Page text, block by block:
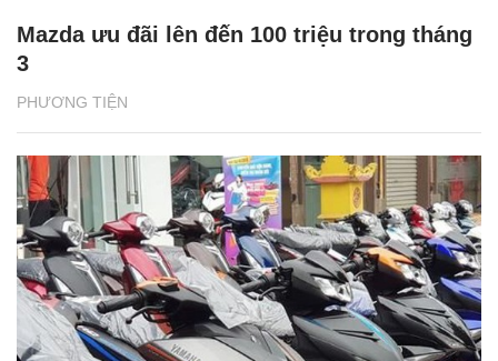
PHƯƠNG TIỆN
Mazda ưu đãi lên đến 100 triệu trong tháng
3